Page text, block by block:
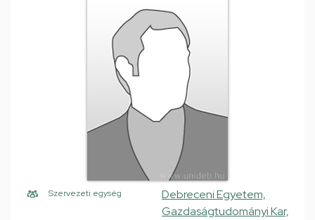
Szervezeti egység
Debreceni Egyetem,
Gazdaságtudományi Kar,